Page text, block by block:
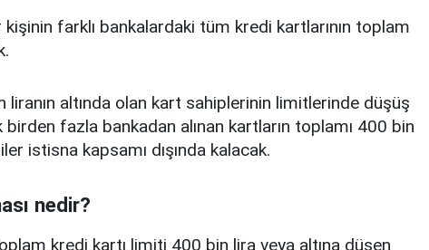
farklı bankalardaki tüm kredi kartlarının toplam
altında olan kart sahiplerinin limitlerinde düşüş
birden fazla bankadan alınan kartların toplamı 400 bin
istisna kapsamı dışında kalacak.
nedir?
kredi kartı limiti 400 bin lira veya altına düşen